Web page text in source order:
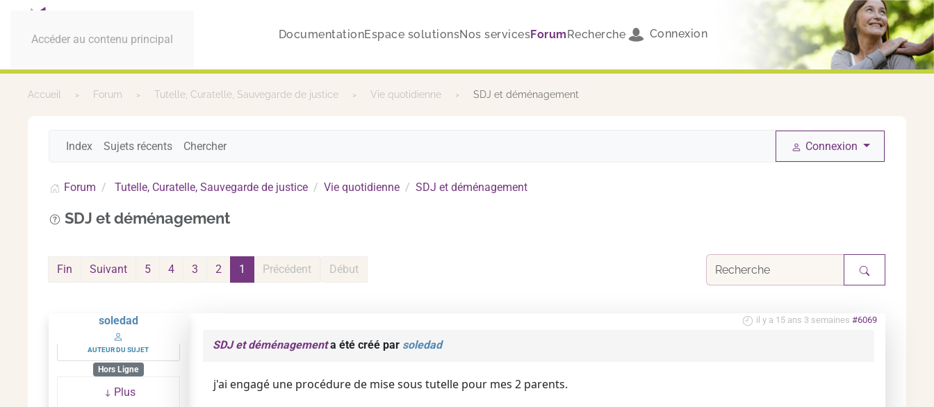
Accéder au contenu principal DocumentationEspace solutionsNos servicesForumRecherche Connexion
Accueil Forum Tutelle, Curatelle, Sauvegarde de justice Vie quotidienne SDJ et déménagement
Index Sujets récents Chercher Connexion
Forum Tutelle, Curatelle, Sauvegarde de justice Vie quotidienne SDJ et déménagement
SDJ et déménagement
Début
Précédent
1
2
3
4
5
Suivant
Fin
soledad
AUTEUR DU SUJET
Hors Ligne
Plus
il y a 15 ans 3 semaines #6069
SDJ et déménagementa été créé par soledad
j'ai engagé une procédure de mise sous tutelle pour mes 2 parents.